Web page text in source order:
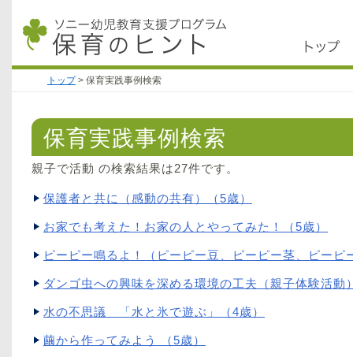
トップ> 保育実践事例検索
保育実践事例検索
親子で活動 の検索結果は27件です。
保護者と共に（感動の共有）（5歳）
お家でも考えた！お家の人とやってみた！（5歳）
ピーピー鳴るよ！（ピーピー豆、ピーピー茎、ピーピ
ダンゴ虫への興味を深める環境の工夫（親子体験活動
水の不思議 「水と氷で遊ぶ」（4歳）
繭から作ってみよう （5歳）